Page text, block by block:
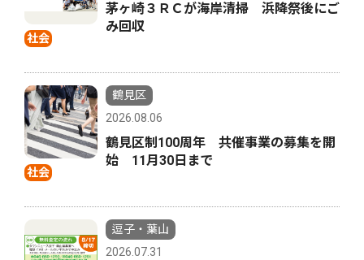
社会
茅ヶ崎３ＲＣが海岸清掃 浜降祭後にご
み回収
社会
鶴見区
2026.08.06
鶴見区制100周年 共催事業の募集を開
始 11月30日まで
逗子・葉山
2026.07.31